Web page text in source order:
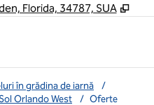
Florida, 34787, SUA ,
în grădina de iarnă
/
Orlando West
/ Oferte